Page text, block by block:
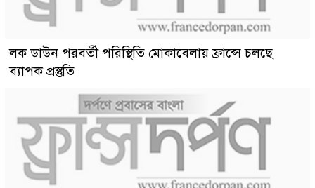
লক ডাউন পরবর্তী পরিস্থিতি মোকাবেলায় ফ্রান্সে চলছে
ব্যাপক প্রস্তুতি